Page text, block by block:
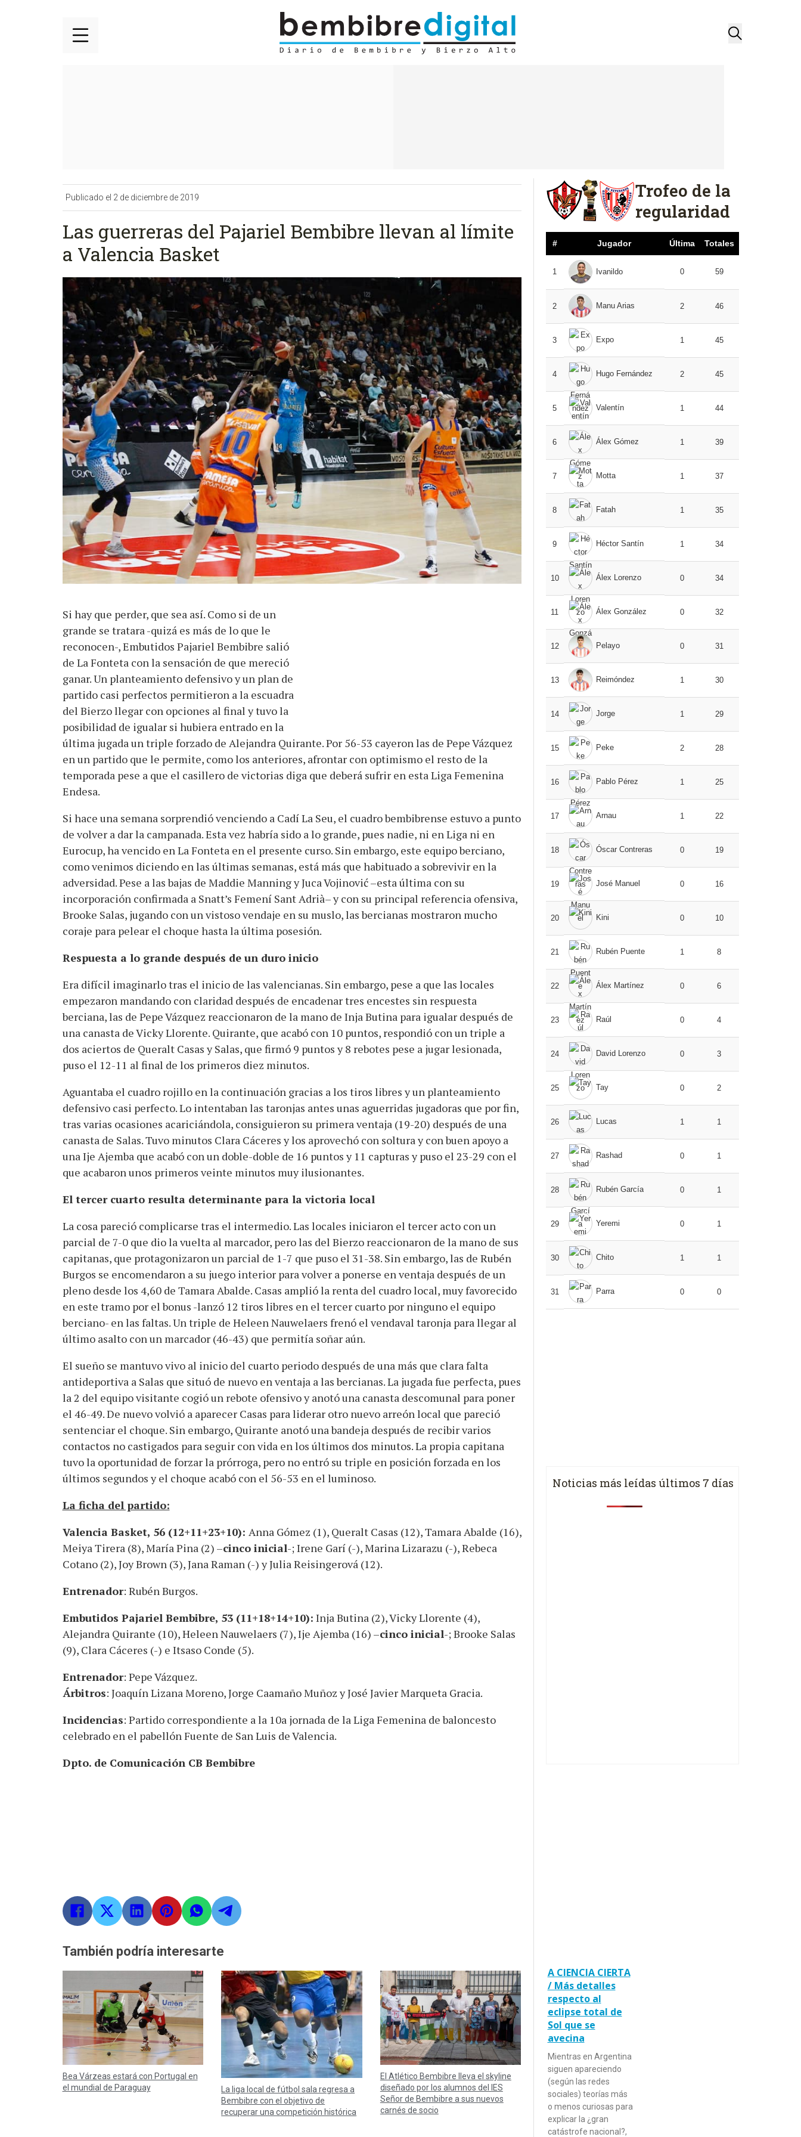
Publicado el 2 de diciembre de 2019
Las guerreras del Pajariel Bembibre llevan al límite
a Valencia Basket
Si hay que perder, que sea así. Como si de un
grande se tratara -quizá es más de lo que le
reconocen-, Embutidos Pajariel Bembibre salió
de La Fonteta con la sensación de que mereció
ganar. Un planteamiento defensivo y un plan de
partido casi perfectos permitieron a la escuadra
del Bierzo llegar con opciones al final y tuvo la
posibilidad de igualar si hubiera entrado en la
última jugada un triple forzado de Alejandra Quirante. Por 56-53 cayeron las de Pepe Vázquez
en un partido que le permite, como los anteriores, afrontar con optimismo el resto de la
temporada pese a que el casillero de victorias diga que deberá sufrir en esta Liga Femenina
Endesa.
Si hace una semana sorprendió venciendo a Cadí La Seu, el cuadro bembibrense estuvo a punto
de volver a dar la campanada. Esta vez habría sido a lo grande, pues nadie, ni en Liga ni en
Eurocup, ha vencido en La Fonteta en el presente curso. Sin embargo, este equipo berciano,
como venimos diciendo en las últimas semanas, está más que habituado a sobrevivir en la
adversidad. Pese a las bajas de Maddie Manning y Juca Vojinović –esta última con su
incorporación confirmada a Snatt’s Femení Sant Adrià– y con su principal referencia ofensiva,
Brooke Salas, jugando con un vistoso vendaje en su muslo, las bercianas mostraron mucho
coraje para pelear el choque hasta la última posesión.
Respuesta a lo grande después de un duro inicio
Era difícil imaginarlo tras el inicio de las valencianas. Sin embargo, pese a que las locales
empezaron mandando con claridad después de encadenar tres encestes sin respuesta
berciana, las de Pepe Vázquez reaccionaron de la mano de Inja Butina para igualar después de
una canasta de Vicky Llorente. Quirante, que acabó con 10 puntos, respondió con un triple a
dos aciertos de Queralt Casas y Salas, que firmó 9 puntos y 8 rebotes pese a jugar lesionada,
puso el 12-11 al final de los primeros diez minutos.
Aguantaba el cuadro rojillo en la continuación gracias a los tiros libres y un planteamiento
defensivo casi perfecto. Lo intentaban las taronjas antes unas aguerridas jugadoras que por fin,
tras varias ocasiones acariciándola, consiguieron su primera ventaja (19-20) después de una
canasta de Salas. Tuvo minutos Clara Cáceres y los aprovechó con soltura y con buen apoyo a
una Ije Ajemba que acabó con un doble-doble de 16 puntos y 11 capturas y puso el 23-29 con el
que acabaron unos primeros veinte minutos muy ilusionantes.
El tercer cuarto resulta determinante para la victoria local
La cosa pareció complicarse tras el intermedio. Las locales iniciaron el tercer acto con un
parcial de 7-0 que dio la vuelta al marcador, pero las del Bierzo reaccionaron de la mano de sus
capitanas, que protagonizaron un parcial de 1-7 que puso el 31-38. Sin embargo, las de Rubén
Burgos se encomendaron a su juego interior para volver a ponerse en ventaja después de un
pleno desde los 4,60 de Tamara Abalde. Casas amplió la renta del cuadro local, muy favorecido
en este tramo por el bonus -lanzó 12 tiros libres en el tercer cuarto por ninguno el equipo
berciano- en las faltas. Un triple de Heleen Nauwelaers frenó el vendaval taronja para llegar al
último asalto con un marcador (46-43) que permitía soñar aún.
El sueño se mantuvo vivo al inicio del cuarto periodo después de una más que clara falta
antideportiva a Salas que situó de nuevo en ventaja a las bercianas. La jugada fue perfecta, pues
la 2 del equipo visitante cogió un rebote ofensivo y anotó una canasta descomunal para poner
el 46-49. De nuevo volvió a aparecer Casas para liderar otro nuevo arreón local que pareció
sentenciar el choque. Sin embargo, Quirante anotó una bandeja después de recibir varios
contactos no castigados para seguir con vida en los últimos dos minutos. La propia capitana
tuvo la oportunidad de forzar la prórroga, pero no entró su triple en posición forzada en los
últimos segundos y el choque acabó con el 56-53 en el luminoso.
La ficha del partido:
Valencia Basket, 56 (12+11+23+10): Anna Gómez (1), Queralt Casas (12), Tamara Abalde (16),
Meiya Tirera (8), María Pina (2) –cinco inicial-; Irene Garí (-), Marina Lizarazu (-), Rebeca
Cotano (2), Joy Brown (3), Jana Raman (-) y Julia Reisingerová (12).
Entrenador: Rubén Burgos.
Embutidos Pajariel Bembibre, 53 (11+18+14+10): Inja Butina (2), Vicky Llorente (4),
Alejandra Quirante (10), Heleen Nauwelaers (7), Ije Ajemba (16) –cinco inicial-; Brooke Salas
(9), Clara Cáceres (-) e Itsaso Conde (5).
Entrenador: Pepe Vázquez.
Árbitros: Joaquín Lizana Moreno, Jorge Caamaño Muñoz y José Javier Marqueta Gracia.
Incidencias: Partido correspondiente a la 10a jornada de la Liga Femenina de baloncesto
celebrado en el pabellón Fuente de San Luis de Valencia.
Dpto. de Comunicación CB Bembibre
También podría interesarte
Bea Várzeas estará con Portugal en
el mundial de Paraguay
La liga local de fútbol sala regresa a
Bembibre con el objetivo de
recuperar una competición histórica
El Atlético Bembibre lleva el skyline
diseñado por los alumnos del IES
Señor de Bembibre a sus nuevos
carnés de socio
Trofeo de la
regularidad
# Jugador Última Totales
1 Ivanildo 0 59
2 Manu Arias 2 46
3 Expo 1 45
4 Hugo Fernández 2 45
5 Valentín 1 44
6 Álex Gómez 1 39
7 Motta 1 37
8 Fatah 1 35
9 Héctor Santín 1 34
10 Álex Lorenzo 0 34
11 Álex González 0 32
12 Pelayo 0 31
13 Reimóndez 1 30
14 Jorge 1 29
15 Peke 2 28
16 Pablo Pérez 1 25
17 Arnau 1 22
18 Óscar Contreras 0 19
19 José Manuel 0 16
20 Kini 0 10
21 Rubén Puente 1 8
22 Álex Martínez 0 6
23 Raúl 0 4
24 David Lorenzo 0 3
25 Tay 0 2
26 Lucas 1 1
27 Rashad 0 1
28 Rubén García 0 1
29 Yeremi 0 1
30 Chito 1 1
31 Parra 0 0
Noticias más leídas últimos 7 días
A CIENCIA CIERTA
/ Más detalles
respecto al
eclipse total de
Sol que se
avecina
Mientras en Argentina
siguen apareciendo
(según las redes
sociales) teorías más
o menos curiosas para
explicar la ¿gran
catástrofe nacional?,